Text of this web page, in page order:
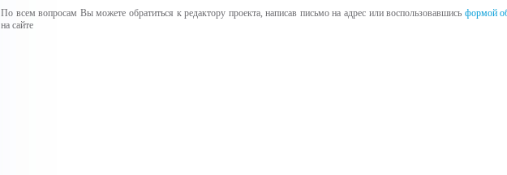
По всем вопросам Вы можете обратиться к редактору проекта, написав письмо на адрес или воспользовавшись формой
на сайте